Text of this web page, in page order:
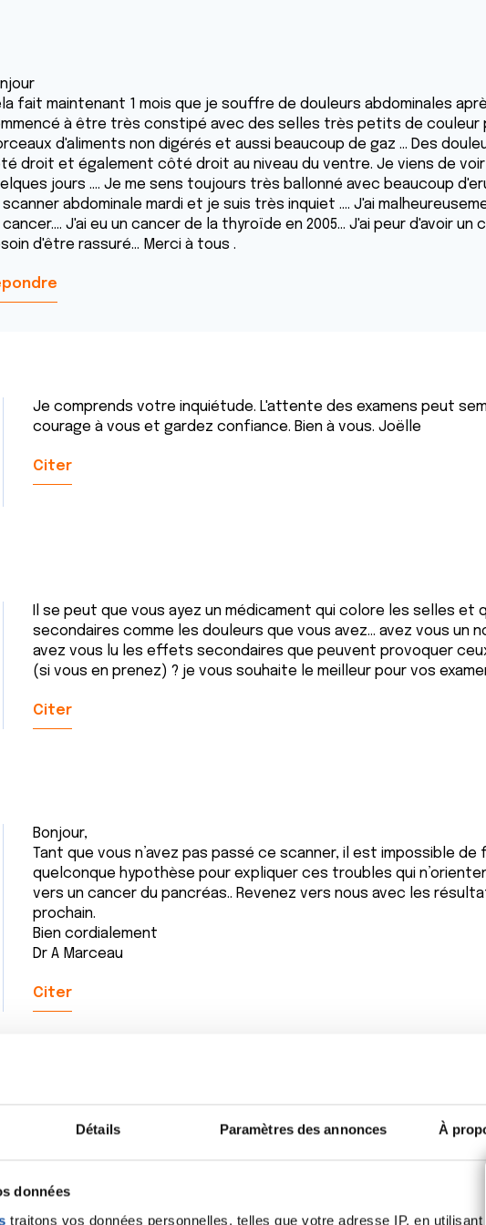
Détails Paramètres des annonces À
données
traitons vos données personnelles, telles que votre adresse IP, en utilisant
fait maintenant 1 mois que je souffre de douleurs abdominales
à être très constipé avec des selles très petits de couleur
d'aliments non digérés et aussi beaucoup de gaz ... Des
droit et également côté droit au niveau du ventre. Je viens de voir
jours .... Je me sens toujours très ballonné avec beaucoup
scanner abdominale mardi et je suis très inquiet .... J'ai
cancer.... J'ai eu un cancer de la thyroïde en 2005... J'ai peur d'avoir un
d'être rassuré... Merci à tous .
Je comprends votre inquiétude. L'attente des examens peut
courage à vous et gardez confiance. Bien à vous. Joëlle
Citer
Il se peut que vous ayez un médicament qui colore les selles et
secondaires comme les douleurs que vous avez… avez vous un
avez vous lu les effets secondaires que peuvent provoquer
(si vous en prenez) ? je vous souhaite le meilleur pour vos
Citer
Bonjour,
Tant que vous n’avez pas passé ce scanner, il est impossible de
quelconque hypothèse pour expliquer ces troubles qui
vers un cancer du pancréas.. Revenez vers nous avec les
prochain.
Bien cordialement
Dr A Marceau
Citer